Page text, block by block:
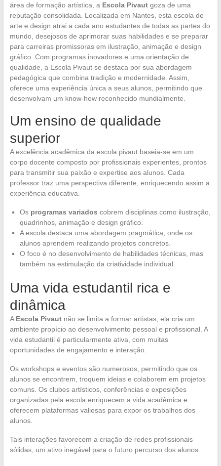
área de formação artística, a Escola Pivautgoza de uma
reputação consolidada. Localizada em Nantes, esta escola de
arte e design atrai a cada ano estudantes de todas as partes do
mundo, desejosos de aprimorar suas habilidades e se preparar
para carreiras promissoras em ilustração, animação e design
gráfico. Com programas inovadores e uma orientação de
qualidade, a Escola Pivaut se destaca por sua abordagem
pedagógica que combina tradição e modernidade. Assim,
oferece uma experiência única a seus alunos, permitindo que
desenvolvam um know-how reconhecido mundialmente.
Um ensino de qualidade
superior
A excelência acadêmica da escola pivaut baseia-se em um
corpo docente composto por profissionais experientes, prontos
para transmitir sua paixão e expertise aos alunos. Cada
professor traz uma perspectiva diferente, enriquecendo assim a
experiência educativa.
Os programas variados cobrem disciplinas como ilustração,
quadrinhos, animação e design gráfico.
A escola destaca uma abordagem pragmática, onde os
alunos aprendem realizando projetos concretos.
O foco é no desenvolvimento de habilidades técnicas, mas
também na estimulação da criatividade individual.
Uma vida estudantil rica e
dinâmica
A Escola Pivautnão se limita a formar artistas; ela cria um
ambiente propício ao desenvolvimento pessoal e profissional. A
vida estudantil é particularmente ativa, com muitas
oportunidades de engajamento e interação.
Os workshops e eventos são numerosos, permitindo que os
alunos se encontrem, troquem ideias e colaborem em projetos
comuns. Os clubes artísticos, conferências e exposições
organizadas pela escola enriquecem a vida acadêmica e
oferecem plataformas valiosas para expor os trabalhos dos
alunos.
Tais interações favorecem a criação de redes profissionais
sólidas, um ativo inegável para o futuro percurso dos alunos.